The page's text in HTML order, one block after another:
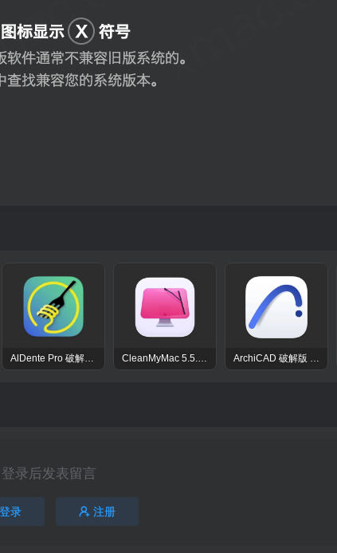
AlDente Pro 破解版 – macOS强大的电池管家电池优化工具 CleanMyMac 5.5.7 破解版 – macOS系统优化清理工具 ArchiCAD 破解版 – 效率与创新并行的建筑设计工具 专业3D建模程序
登录后发表留言
登录 注册